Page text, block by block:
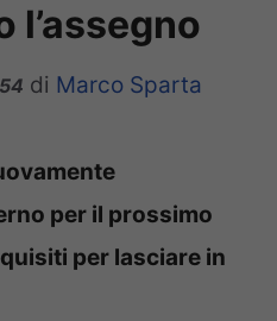
l’assegno
di Marco Sparta
per il prossimo
per lasciare in